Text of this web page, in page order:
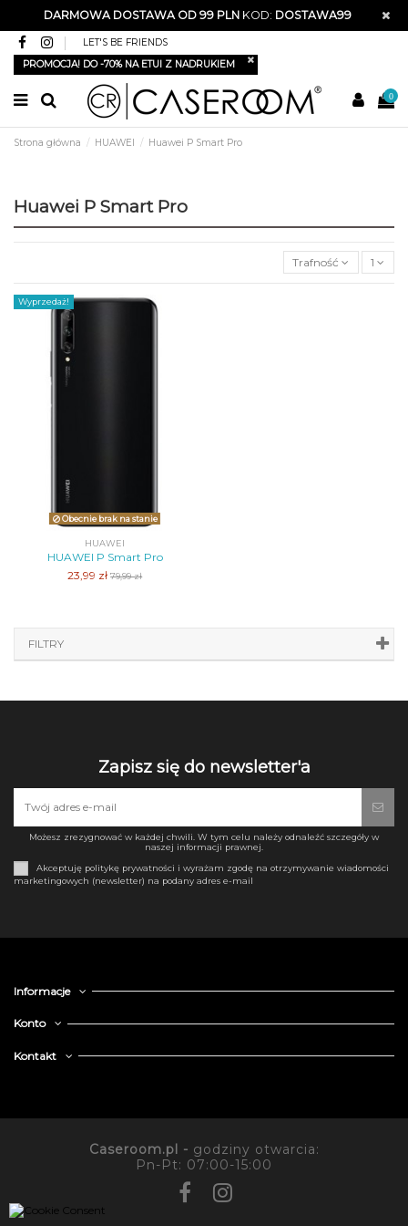
DARMOWA DOSTAWA OD 99 PLNKOD: DOSTAWA99
LET'S BE FRIENDS
PROMOCJA! DO -70% NA ETUI Z NADRUKIEM
0
Strona główna HUAWEI Huawei P Smart Pro
Huawei P Smart Pro
Trafność 1
Wyprzedaż!
Obecnie brak na stanie
HUAWEI
HUAWEI P Smart Pro
23,99 zł79,99 zł
FILTRY
Zapisz się do newsletter'a
Możesz zrezygnować w każdej chwili. W tym celu należy odnaleźć szczegóły w
naszej informacji prawnej.
Akceptuję politykę prywatności i wyrażam zgodę na otrzymywanie wiadomości
marketingowych (newsletter) na podany adres e-mail
Informacje
Konto
Kontakt
Caseroom.pl - godziny otwarcia:
Pn-Pt: 07:00-15:00